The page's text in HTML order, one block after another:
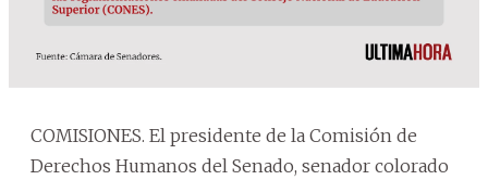
COMISIONES. El presidente de la Comisión de
Derechos Humanos del Senado, senador colorado